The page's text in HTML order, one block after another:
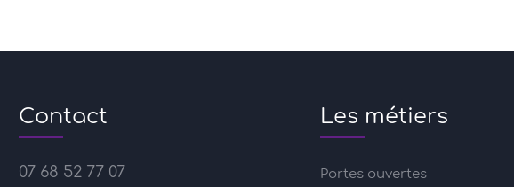
Contact
07 68 52 77 07
Les métiers
Portes ouvertes